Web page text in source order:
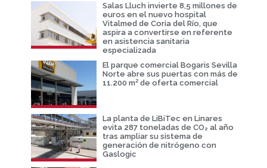
Salas Lluch invierte 8,5 millones de
euros en el nuevo hospital
Vitalmed de Coria del Río, que
aspira a convertirse en referente
en asistencia sanitaria
especializada
El parque comercial Bogaris Sevilla
Norte abre sus puertas con más de
11.200 m² de oferta comercial
La planta de LiBiTec en Linares
evita 287 toneladas de CO₂ al año
tras ampliar su sistema de
generación de nitrógeno con
Gaslogic